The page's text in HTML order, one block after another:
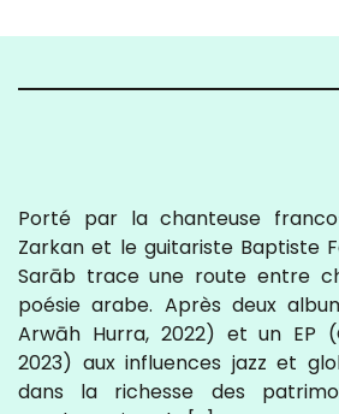
Porté par la chanteuse
Zarkan et le guitariste Baptiste
Sarāb trace une route entre
poésie arabe. Après deux
Arwāh Hurra, 2022) et un EP
2023) aux influences jazz et
dans la richesse des